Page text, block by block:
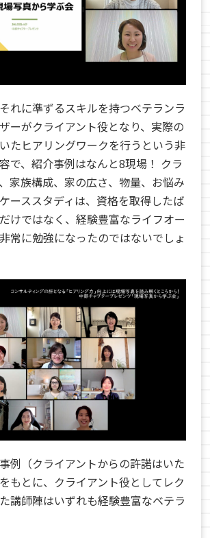
れに準ずるスキルを持つベテランラ
ーがクライアント役となり、実際の
たヒアリングワークを行うという非
で、紹介事例はなんと8現場！ クラ
家族構成、家の広さ、物量、お悩み
ーススタディは、資格を取得したば
けではなく、経験豊富なライフオー
常に勉強になったのではないでしょ
例（クライアントからの許諾はいた
もとに、クライアント役としてレク
講師陣はいずれも経験豊富なベテラ